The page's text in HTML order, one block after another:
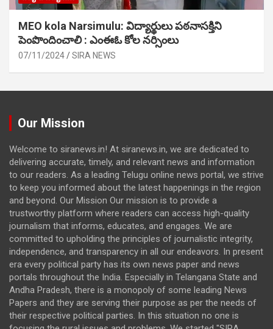
MEO kola Narsimulu: విద్యార్థులు పఠ‌నాసక్తిని
పెంపొందించాలి : ఎంఈఓ కోల నర్సింలు
07/11/2024 SIRA NEWS
Our Mission
Welcome to siranews.in! At siranews.in, we are dedicated to
delivering accurate, timely, and relevant news and information
to our readers. As a leading Telugu online news portal, we strive
to keep you informed about the latest happenings in the region
and beyond. Our Mission Our mission is to provide a
trustworthy platform where readers can access high-quality
journalism that informs, educates, and engages. We are
committed to upholding the principles of journalistic integrity,
independence, and transparency in all our endeavors. In present
era every political party has its own news paper and news
portals throughout the India. Especially in Telangana State and
Andha Pradesh, there is a monopoly of some leading News
Papers and they are serving their purpose as per the needs of
their respective political parties. In this situation no one is